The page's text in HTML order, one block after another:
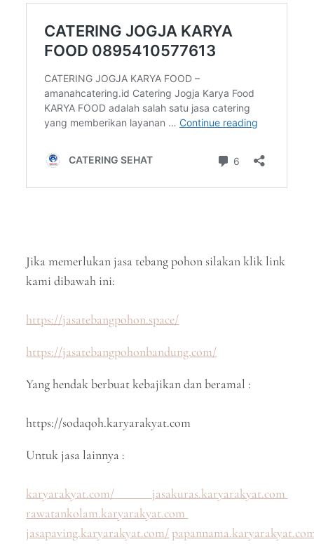
Jika memerlukan jasa tebang pohon silakan klik link
kami dibawah ini:
https://jasatebangpohon.space/
https://jasatebangpohonbandung.com/
Yang hendak berbuat kebajikan dan beramal :
https://sodaqoh.karyarakyat.com
Untuk jasa lainnya :
karyarakyat.com/ jasakuras.karyarakyat.com
rawatankolam.karyarakyat.com
jasapaving.karyarakyat.com/